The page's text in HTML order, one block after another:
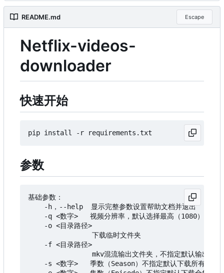
README.md Escape
Netflix-videos-
downloader
快速开始
参数
基础参数：
    -h，--help  显示完整参数设置帮助文档并退出
-q <数字>   视频分辨率，默认选择最高（1080），可
    -o <目录路径>
                下载临时文件夹
    -f <目录路径>
mkv混流输出文件夹，不指定默认输出到下
    -s <数字>   季数（Season）不指定默认下载所有季